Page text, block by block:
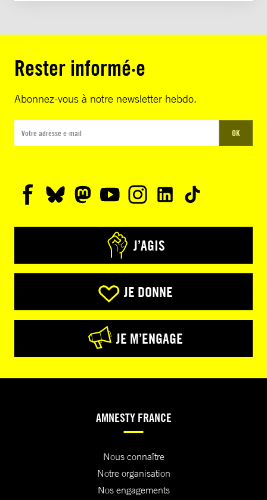
Rester informé·e
Abonnez-vous à notre newsletter hebdo.
OK
J’AGIS
JE DONNE
JE M’ENGAGE
AMNESTY FRANCE
Nous connaître
Notre organisation
Nos engagements